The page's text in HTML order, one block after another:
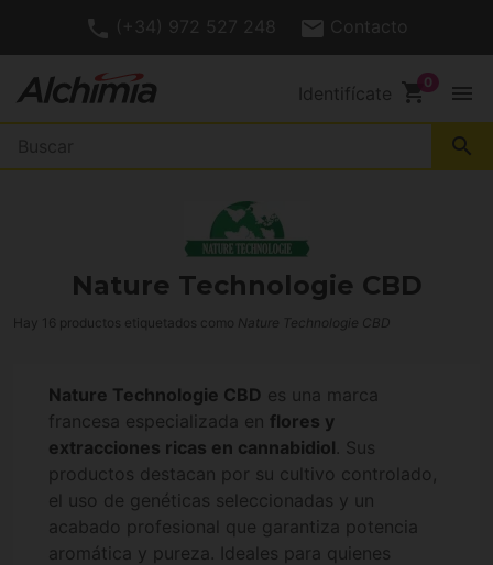
(+34) 972 527 248 Contacto
Identifícate shopping_cart menu
search
Nature Technologie CBD
Hay 16 productos etiquetados como Nature Technologie CBD
Nature Technologie CBD es una marca
francesa especializada en flores y
extracciones ricas en cannabidiol. Sus
productos destacan por su cultivo controlado,
el uso de genéticas seleccionadas y un
acabado profesional que garantiza potencia
aromática y pureza. Ideales para quienes